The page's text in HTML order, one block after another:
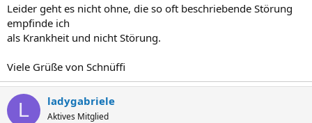
Leider geht es nicht ohne, die so oft beschriebende Störung
empfinde ich
als Krankheit und nicht Störung.
Viele Grüße von Schnüffi
L ladygabriele
Aktives Mitglied